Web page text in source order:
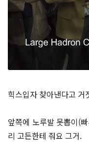
힉스입자 찾아낸다고
앞쪽에 노루발 못뽑이(
리 고든한테 줘요 그거.